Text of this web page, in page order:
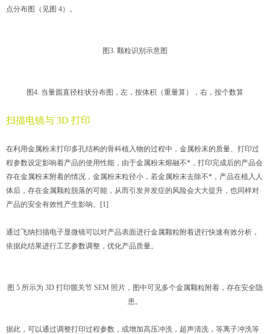
点分布图（见图 4）。
图3. 颗粒识别示意图
图4. 当量圆直径柱状分布图，左，按体积（重量算），右，按个数算
扫描电镜与 3D 打印
在利用金属粉末打印多孔结构的骨科植入物的过程中，金属粉末的质量、打印过
程参数设定影响着产品的使用性能，由于金属粉末熔融不*，打印完成后的产品会
存在金属粉末附着的情况，金属粉末粒径小，若金属粉末去除不*，产品在植入人
体后，存在金属颗粒脱落的可能，从而引发并发症的风险会大大提升，也同样对
产品的安全有效性产生影响。[1]
通过飞纳扫描电子显微镜可以对产品表面进行金属颗粒附着进行快速有效分析，
依据此结果进行工艺参数调整，优化产品质量。
图 5 所示为 3D 打印髋关节 SEM 照片，图中可见多个金属颗粒附着，存在安全隐
患。
据此，可以通过调整打印过程参数，或增加高压冲洗，超声清洗，等离子冲洗等